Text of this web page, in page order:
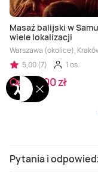
Masaż balijski w
wiele lokalizacji
Warszawa (okolice),
5,00 (7)
1 os.
Od 149,00 zł
Pytania i